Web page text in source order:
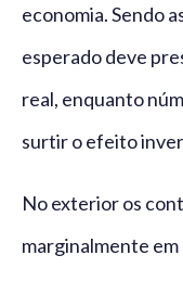
economia. Sendo
esperado deve
real, enquanto
surtir o efeito
No exterior os
marginalmente